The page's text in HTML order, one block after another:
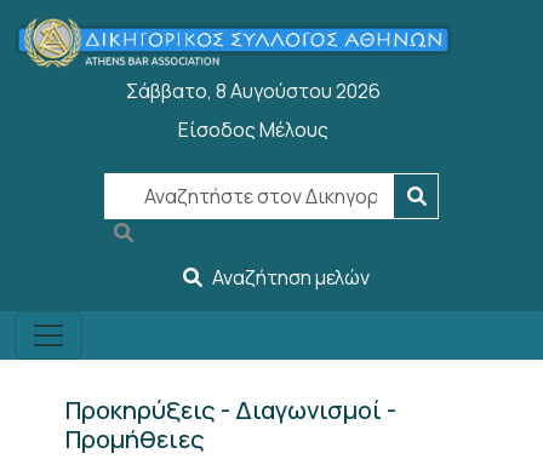
Παράκαμψη προς το κυρίως περιεχόμενο
Σάββατο, 8 Αυγούστου 2026
User account menu
Είσοδος Μέλους
Αναζήτηση μελών
Προκηρύξεις - Διαγωνισμοί -
Προμήθειες